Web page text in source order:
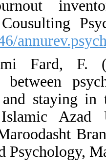
Maslach
California:
[DOI:10.1146/
25. Moghimi
relationship
satisfaction
Company,
University
Sciences and